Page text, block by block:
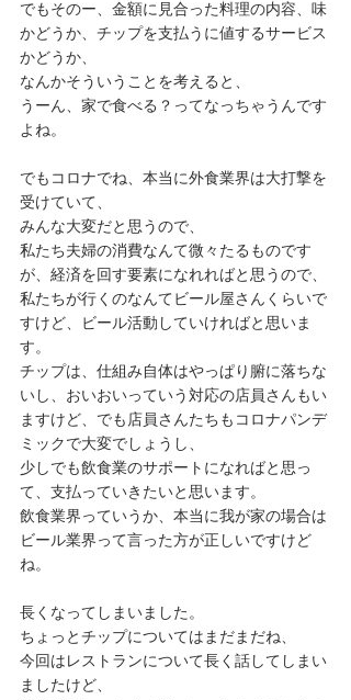
でもそのー、金額に見合った料理の内容、味
かどうか、チップを支払うに値するサービス
かどうか、
なんかそういうことを考えると、
うーん、家で食べる？ってなっちゃうんです
よね。
でもコロナでね、本当に外食業界は大打撃を
受けていて、
みんな大変だと思うので、
私たち夫婦の消費なんて微々たるものです
が、経済を回す要素になれればと思うので、
私たちが行くのなんてビール屋さんくらいで
すけど、ビール活動していければと思いま
す。
チップは、仕組み自体はやっぱり腑に落ちな
いし、おいおいっていう対応の店員さんもい
ますけど、でも店員さんたちもコロナパンデ
ミックで大変でしょうし、
少しでも飲食業のサポートになればと思っ
て、支払っていきたいと思います。
飲食業界っていうか、本当に我が家の場合は
ビール業界って言った方が正しいですけど
ね。
長くなってしまいました。
ちょっとチップについてはまだまだね、
今回はレストランについて長く話してしまい
ましたけど、